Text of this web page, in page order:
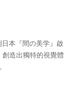
本『間の美学』啟
造出獨特的視覺體